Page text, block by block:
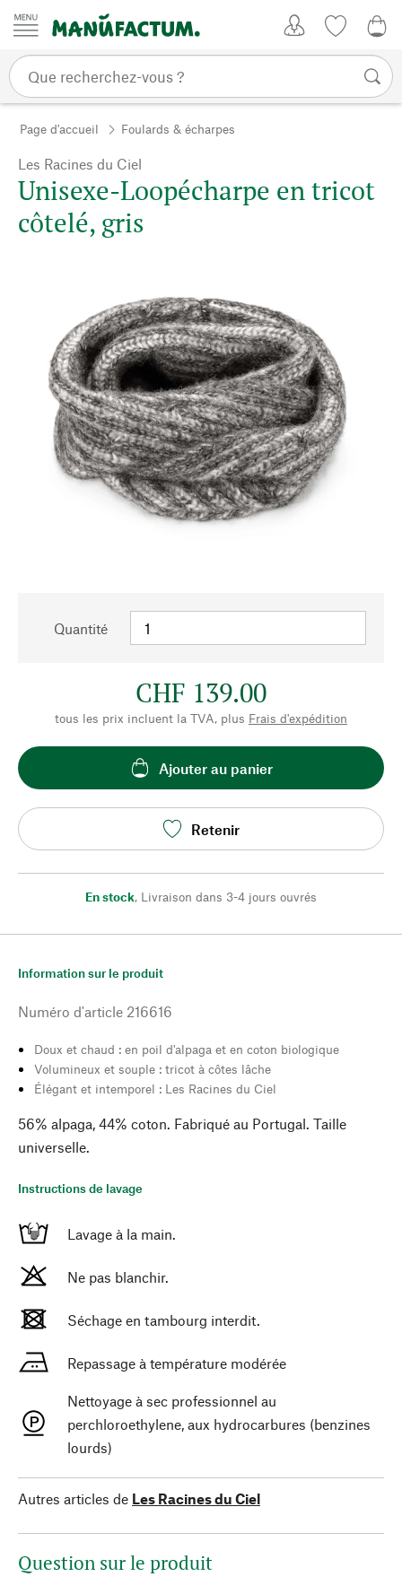
Passer au contenu
Page d'accueil Foulards & écharpes
Les Racines du Ciel
Unisexe-Loopécharpe en tricot
côtelé, gris
Quantité
CHF 139.00
tous les prix incluent la TVA, plus Frais d'expédition
Ajouter au panier
Retenir
En stock, Livraison dans 3-4 jours ouvrés
Information sur le produit
Numéro d'article 216616
Doux et chaud : en poil d'alpaga et en coton biologique
Volumineux et souple : tricot à côtes lâche
Élégant et intemporel : Les Racines du Ciel
56% alpaga, 44% coton. Fabriqué au Portugal. Taille
universelle.
Instructions de lavage
Lavage à la main.
Ne pas blanchir.
Séchage en tambourg interdit.
Repassage à température modérée
Nettoyage à sec professionnel au
perchloroethylene, aux hydrocarbures (benzines
lourds)
Autres articles de Les Racines du Ciel
Question sur le produit